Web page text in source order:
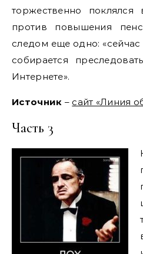
торжественно
против повышения
следом еще одно:
собирается
Интернете».
Источник – сайт «Линия
Часть 3